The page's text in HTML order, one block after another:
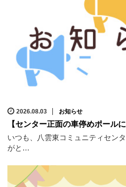
2026.08.03 お知らせ
【センター正面の車停めポール
いつも、八雲東コミュニティセン
がと…